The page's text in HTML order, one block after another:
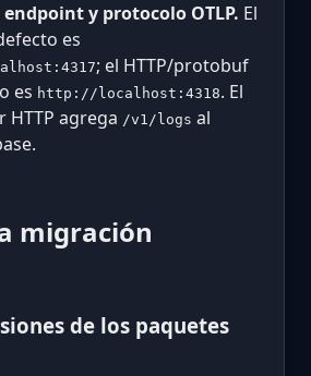
y protocolo OTLP. El
es
; el HTTP/protobuf
es http://localhost:4318. El
HTTP agrega /v1/logs al
migración
de los paquetes